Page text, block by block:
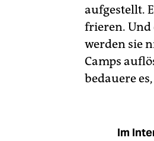
aufgestellt.
frieren. Und
werden sie
Camps
bedauere
Im